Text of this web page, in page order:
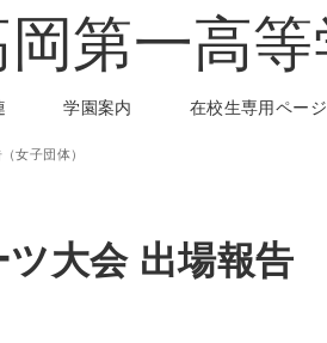
学園案内 在校生専用ページ
女子団体）
ツ大会 出場報告